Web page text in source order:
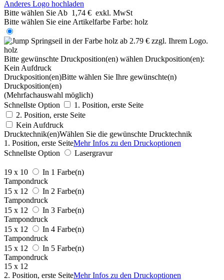
Anderes Logo hochladen
Bitte wählen Sie Ab 1,74 € exkl. MwSt
Bitte wählen Sie eine Artikelfarbe Farbe: holz
holz
Bitte gewünschte Druckposition(en) wählen Druckposition(en):
Kein Aufdruck
Druckposition(en)Bitte wählen Sie Ihre gewünschte(n)
Druckposition(en)
(Mehrfachauswahl möglich)
Schnellste Option
1. Position, erste Seite
2. Position, erste Seite
Kein Aufdruck
Drucktechnik(en)Wählen Sie die gewünschte Drucktechnik
1. Position, erste SeiteMehr Infos zu den Druckoptionen
Schnellste Option
Lasergravur
19 x 10
In 1 Farbe(n)
Tampondruck
15 x 12
In 2 Farbe(n)
Tampondruck
15 x 12
In 3 Farbe(n)
Tampondruck
15 x 12
In 4 Farbe(n)
Tampondruck
15 x 12
In 5 Farbe(n)
Tampondruck
15 x 12
2. Position, erste SeiteMehr Infos zu den Druckoptionen